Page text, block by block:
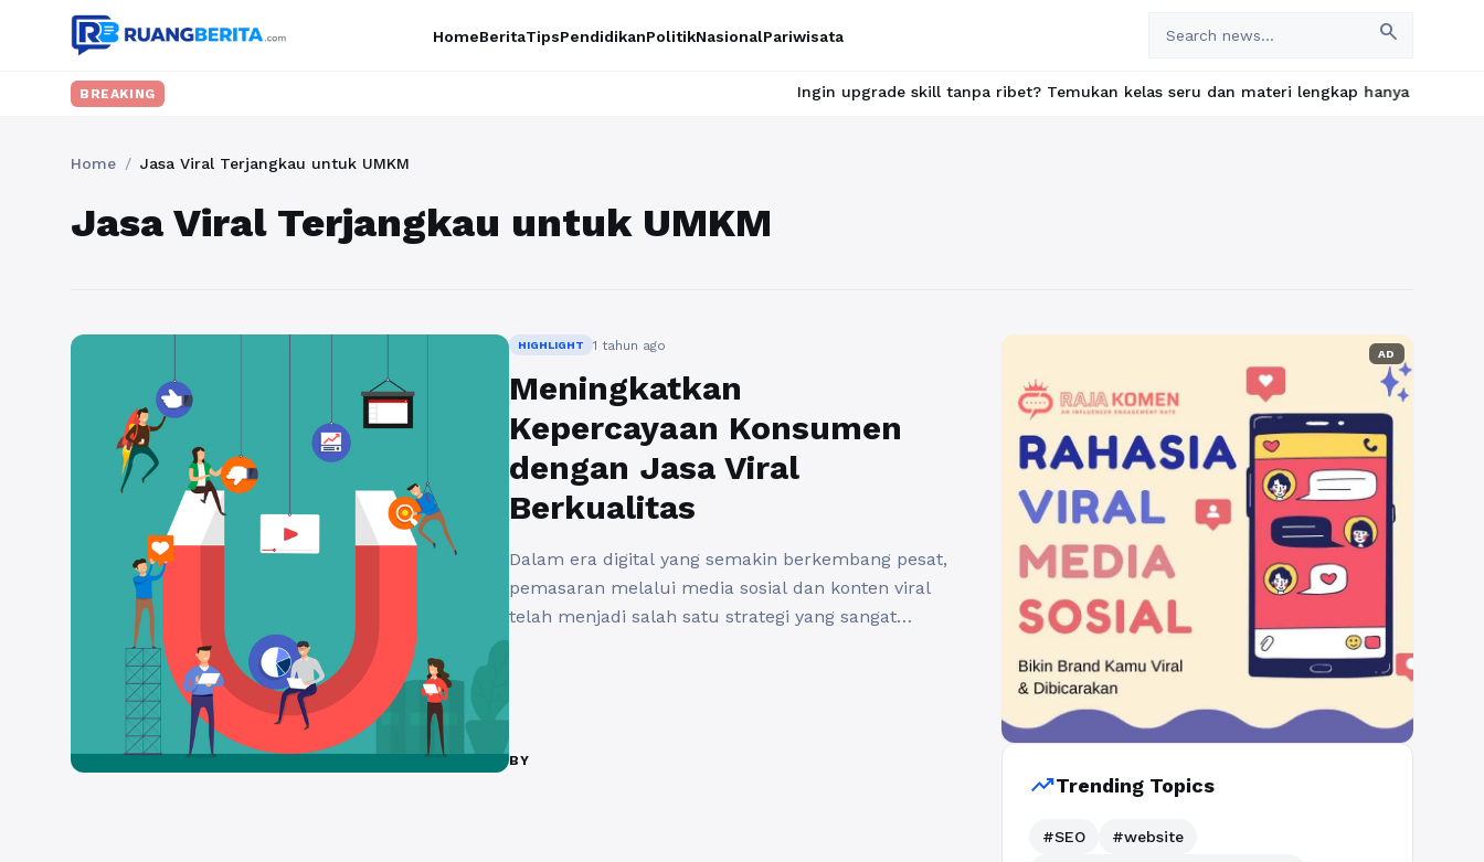
HomeBeritaTipsPendidikanPolitikNasionalPariwisata search
BREAKING Ingin upgrade skill tanpa ribet? Temukan kelas seru dan materi lengkap hanya di
Home / Jasa Viral Terjangkau untuk UMKM
Jasa Viral Terjangkau untuk UMKM
HIGHLIGHT 1 tahun ago
Meningkatkan
Kepercayaan Konsumen
dengan Jasa Viral
Berkualitas
Dalam era digital yang semakin berkembang pesat,
pemasaran melalui media sosial dan konten viral
telah menjadi salah satu strategi yang sangat
memperluas jangkauan dan membangun
BY
AD
trending_upTrending Topics
#SEO
#website